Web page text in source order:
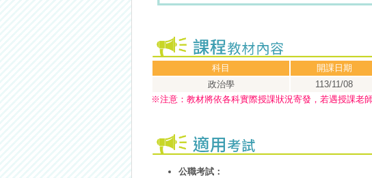
科目 開課日期
政治學
113/11/08
※注意： 教材將依各科實際授課狀況寄發，若遇授課老
公職考試：